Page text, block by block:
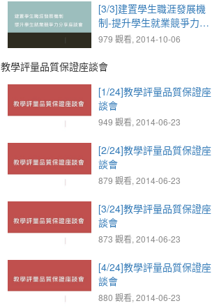
[3/3]建置學生職涯發展機
制-提升學生就業競爭力分
享座談會
979 觀看, 2014-10-06
教學評量品質保證座談會
[1/24]教學評量品質保證座
談會
949 觀看, 2014-06-23
[2/24]教學評量品質保證座
談會
879 觀看, 2014-06-23
[3/24]教學評量品質保證座
談會
873 觀看, 2014-06-23
[4/24]教學評量品質保證座
談會
880 觀看, 2014-06-23